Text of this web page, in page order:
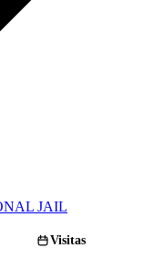
JAIL
Visitas